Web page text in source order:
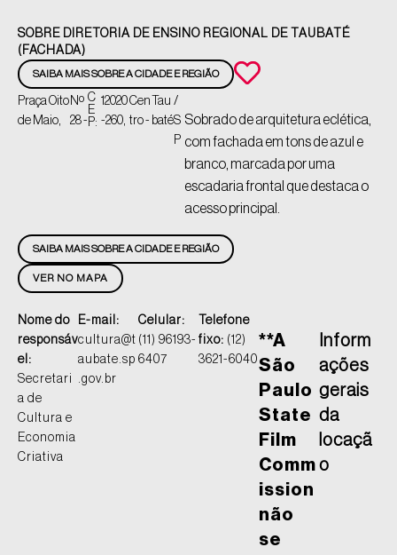
SOBRE DIRETORIA DE ENSINO REGIONAL DE TAUBATÉ
(FACHADA)
SAIBA MAIS SOBRE A CIDADE E REGIÃO
Praça Oito
de Maio,
Nº
28 -
C
E
P:
12020
-260,
Cen
tro -
Tau
baté
/
S
P
Sobrado de arquitetura eclética,
com fachada em tons de azul e
branco, marcada por uma
escadaria frontal que destaca o
acesso principal.
VER NO MAPA
SAIBA MAIS SOBRE A CIDADE E REGIÃO
Nome do
responsáv
el:
Secretari
a de
Cultura e
Economia
Criativa
E-mail:
cultura@t
aubate.sp
.gov.br
Celular:
(11) 96193-
6407
Telefone
fixo: (12)
3621-6040
**A
São
Paulo
State
Film
Comm
ission
não
se
Inform
ações
gerais
da
locaçã
o